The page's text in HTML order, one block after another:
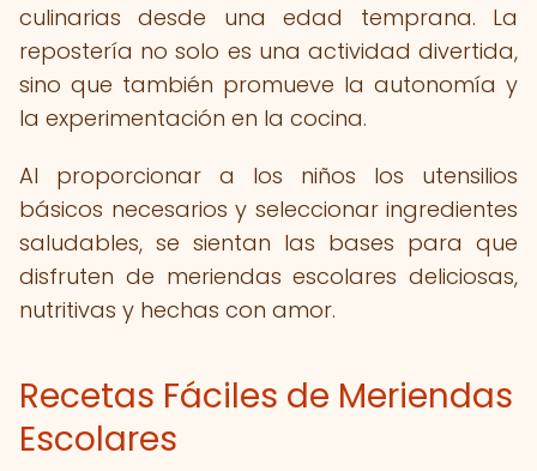
culinarias desde una edad temprana. La
repostería no solo es una actividad divertida,
sino que también promueve la autonomía y
la experimentación en la cocina.
Al proporcionar a los niños los utensilios
básicos necesarios y seleccionar ingredientes
saludables, se sientan las bases para que
disfruten de meriendas escolares deliciosas,
nutritivas y hechas con amor.
Recetas Fáciles de Meriendas
Escolares